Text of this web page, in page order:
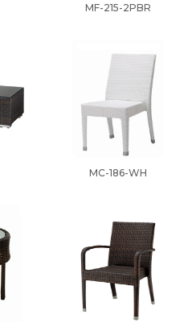
MF-215-2PBR
MC-186-WH